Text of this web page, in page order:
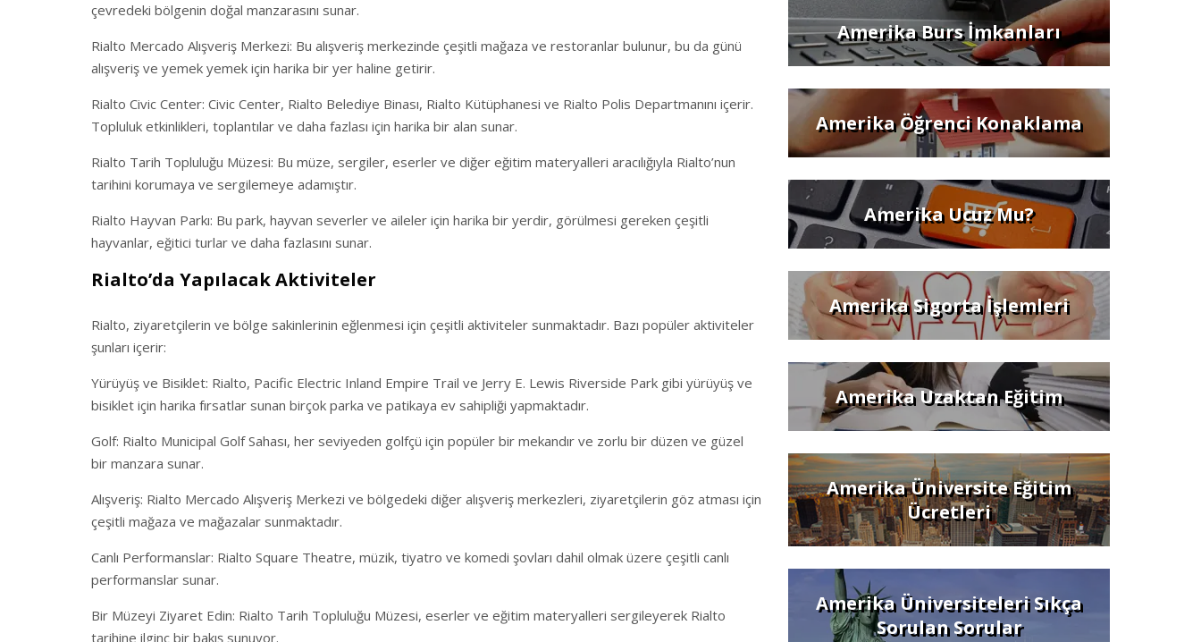
çevredeki bölgenin doğal manzarasını sunar.
Rialto Mercado Alışveriş Merkezi: Bu alışveriş merkezinde çeşitli mağaza ve restoranlar bulunur, bu da günü
alışveriş ve yemek yemek için harika bir yer haline getirir.
Rialto Civic Center: Civic Center, Rialto Belediye Binası, Rialto Kütüphanesi ve Rialto Polis Departmanını içerir.
Topluluk etkinlikleri, toplantılar ve daha fazlası için harika bir alan sunar.
Rialto Tarih Topluluğu Müzesi: Bu müze, sergiler, eserler ve diğer eğitim materyalleri aracılığıyla Rialto’nun
tarihini korumaya ve sergilemeye adamıştır.
Rialto Hayvan Parkı: Bu park, hayvan severler ve aileler için harika bir yerdir, görülmesi gereken çeşitli
hayvanlar, eğitici turlar ve daha fazlasını sunar.
Rialto’da Yapılacak Aktiviteler
Rialto, ziyaretçilerin ve bölge sakinlerinin eğlenmesi için çeşitli aktiviteler sunmaktadır. Bazı popüler aktiviteler
şunları içerir:
Yürüyüş ve Bisiklet: Rialto, Pacific Electric Inland Empire Trail ve Jerry E. Lewis Riverside Park gibi yürüyüş ve
bisiklet için harika fırsatlar sunan birçok parka ve patikaya ev sahipliği yapmaktadır.
Golf: Rialto Municipal Golf Sahası, her seviyeden golfçü için popüler bir mekandır ve zorlu bir düzen ve güzel
bir manzara sunar.
Alışveriş: Rialto Mercado Alışveriş Merkezi ve bölgedeki diğer alışveriş merkezleri, ziyaretçilerin göz atması için
çeşitli mağaza ve mağazalar sunmaktadır.
Canlı Performanslar: Rialto Square Theatre, müzik, tiyatro ve komedi şovları dahil olmak üzere çeşitli canlı
performanslar sunar.
Bir Müzeyi Ziyaret Edin: Rialto Tarih Topluluğu Müzesi, eserler ve eğitim materyalleri sergileyerek Rialto
tarihine ilginç bir bakış sunuyor.
Amerika Burs İmkanları
Amerika Öğrenci Konaklama
Amerika Ucuz Mu?
Amerika Sigorta İşlemleri
Amerika Uzaktan Eğitim
Amerika Üniversite Eğitim
Ücretleri
Amerika Üniversiteleri Sıkça
Sorulan Sorular